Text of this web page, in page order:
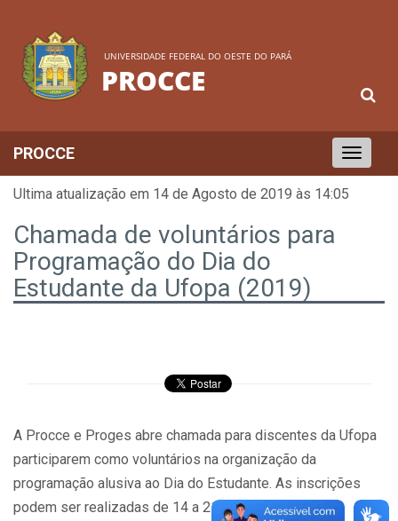
UNIVERSIDADE FEDERAL DO OESTE DO PARÁ
PROCCE
Toggle
navigation
PROCCE
Ultima atualização em 14 de Agosto de 2019 às 14:05
Chamada de voluntários para
Programação do Dia do
Estudante da Ufopa (2019)
A Procce e Proges abre chamada para discentes da Ufopa
participarem como voluntários na organização da
programação alusiva ao Dia do Estudante. As inscrições
podem ser realizadas de 14 a 21 de agosto pelo